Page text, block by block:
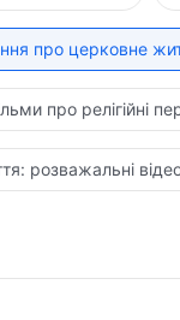
про церковне
про релігійні
розважальні